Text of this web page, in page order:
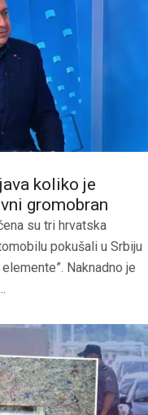
koliko je
gromobran
su tri hrvatska
pokušali u Srbiju
Naknadno je